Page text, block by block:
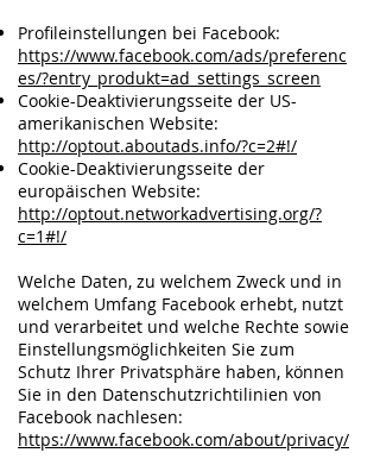
Profileinstellungen bei Facebook:
https://www.facebook.com/ads/preferenc
es/?entry_produkt=ad_settings_screen
Cookie-Deaktivierungsseite der US-
amerikanischen Website:
http://optout.aboutads.info/?c=2#!/
Cookie-Deaktivierungsseite der
europäischen Website:
http://optout.networkadvertising.org/?
c=1#!/
Welche Daten, zu welchem Zweck und in
welchem Umfang Facebook erhebt, nutzt
und verarbeitet und welche Rechte sowie
Einstellungsmöglichkeiten Sie zum
Schutz Ihrer Privatsphäre haben, können
Sie in den Datenschutzrichtilinien von
Facebook nachlesen:
https://www.facebook.com/about/privacy/